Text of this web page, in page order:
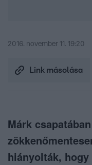
2016. november 11. 19:20
Link másolása
Márk
hiányolták,